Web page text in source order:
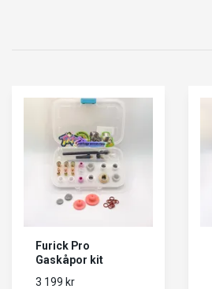
Furick Pro
Gaskåpor kit
3 199 kr